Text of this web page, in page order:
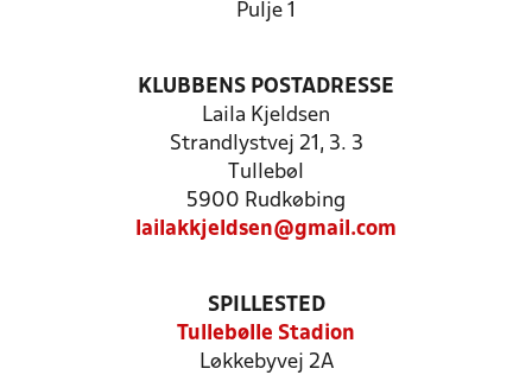
Pulje 1
KLUBBENS POSTADRESSE
Laila Kjeldsen
Strandlystvej 21, 3. 3
Tullebøl
5900 Rudkøbing
lailakkjeldsen@gmail.com
SPILLESTED
Tullebølle Stadion
Løkkebyvej 2A